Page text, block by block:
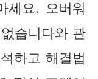
세요. 오버워
습니다와 관
하고 해결법